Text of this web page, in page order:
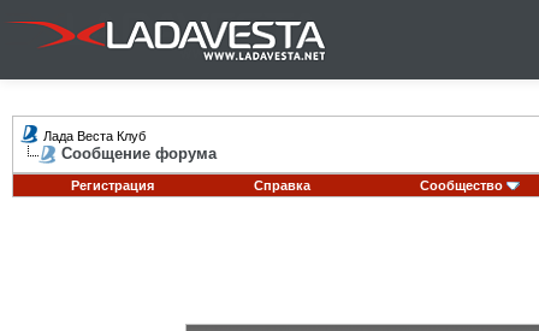
Лада Веста Клуб
Сообщение форума
Регистрация Справка Сообщество